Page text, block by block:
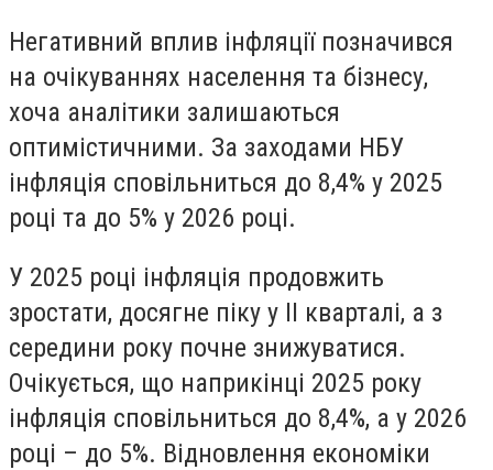
Негативний вплив інфляції позначився
на очікуваннях населення та бізнесу,
хоча аналітики залишаються
оптимістичними. За заходами НБУ
інфляція сповільниться до 8,4% у 2025
році та до 5% у 2026 році.
У 2025 році інфляція продовжить
зростати, досягне піку у II кварталі, а з
середини року почне знижуватися.
Очікується, що наприкінці 2025 року
інфляція сповільниться до 8,4%, а у 2026
році – до 5%. Відновлення економіки